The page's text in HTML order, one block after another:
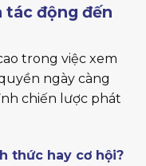
tác động đến
trong việc xem
ngày càng
chiến lược phát
thức hay cơ hội?